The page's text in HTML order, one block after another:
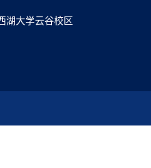
湖大学云谷校区